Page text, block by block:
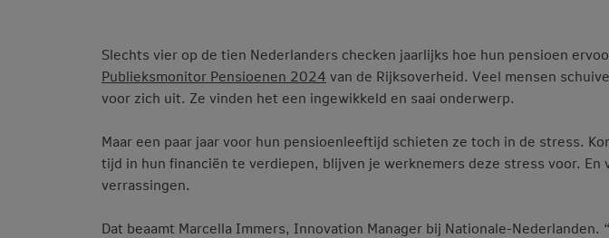
Slechts vier op de tien Nederlanders checken jaarlijks hoe hun pensioen
Publieksmonitor Pensioenen 2024 van de Rijksoverheid. Veel mensen
voor zich uit. Ze vinden het een ingewikkeld en saai onderwerp.
Maar een paar jaar voor hun pensioenleeftijd schieten ze toch in de stress.
tijd in hun financiën te verdiepen, blijven je werknemers deze stress voor. En
verrassingen.
Dat beaamt Marcella Immers, Innovation Manager bij Nationale-Nederlanden.